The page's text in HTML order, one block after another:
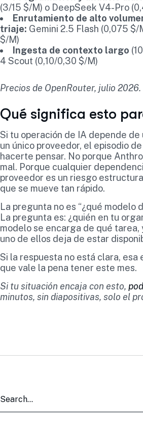
(3/15 $/M) o DeepSeek V4-Pro
Enrutamiento de alto
triaje: Gemini 2.5 Flash (0,075 $/
$/M)
Ingesta de contexto largo
4 Scout (0,10/0,30 $/M)
Precios de OpenRouter, julio 2026.
Qué significa esto
Si tu operación de IA depende de
un único proveedor, el episodio
hacerte pensar. No porque
mal. Porque cualquier
proveedor es un riesgo
que se mueve tan rápido.
La pregunta no es “¿qué modelo
La pregunta es: ¿quién en tu
modelo se encarga de qué tarea,
uno de ellos deja de estar
Si la respuesta no está clara, esa
que vale la pena tener este mes.
Si tu situación encaja con esto,
minutos, sin diapositivas, solo el